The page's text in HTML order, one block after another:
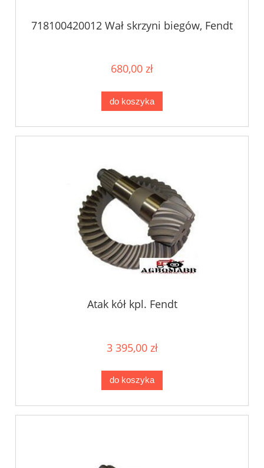
718100420012 Wał skrzyni biegów, Fendt
680,00 zł
do koszyka
Atak kół kpl. Fendt
3 395,00 zł
do koszyka